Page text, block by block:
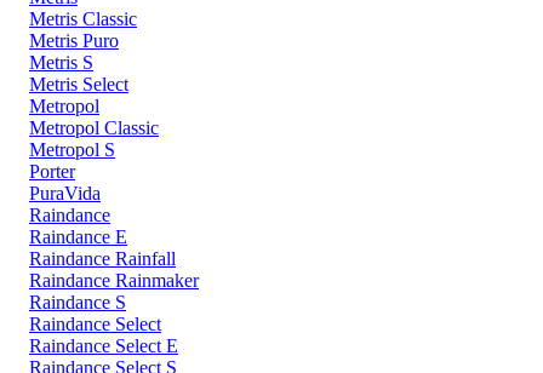
Metris Classic
Metris Puro
Metris S
Metris Select
Metropol
Metropol Classic
Metropol S
Porter
PuraVida
Raindance
Raindance E
Raindance Rainfall
Raindance Rainmaker
Raindance S
Raindance Select
Raindance Select E
Raindance Select S